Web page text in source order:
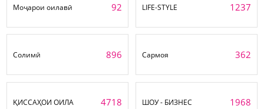
Моҷарои оилавӣ 92 LIFE-STYLE 1237
Солимӣ 896 Сармоя 362
ҚИССАҲОИ ОИЛА 4718 ШОУ - БИЗНЕС 1968